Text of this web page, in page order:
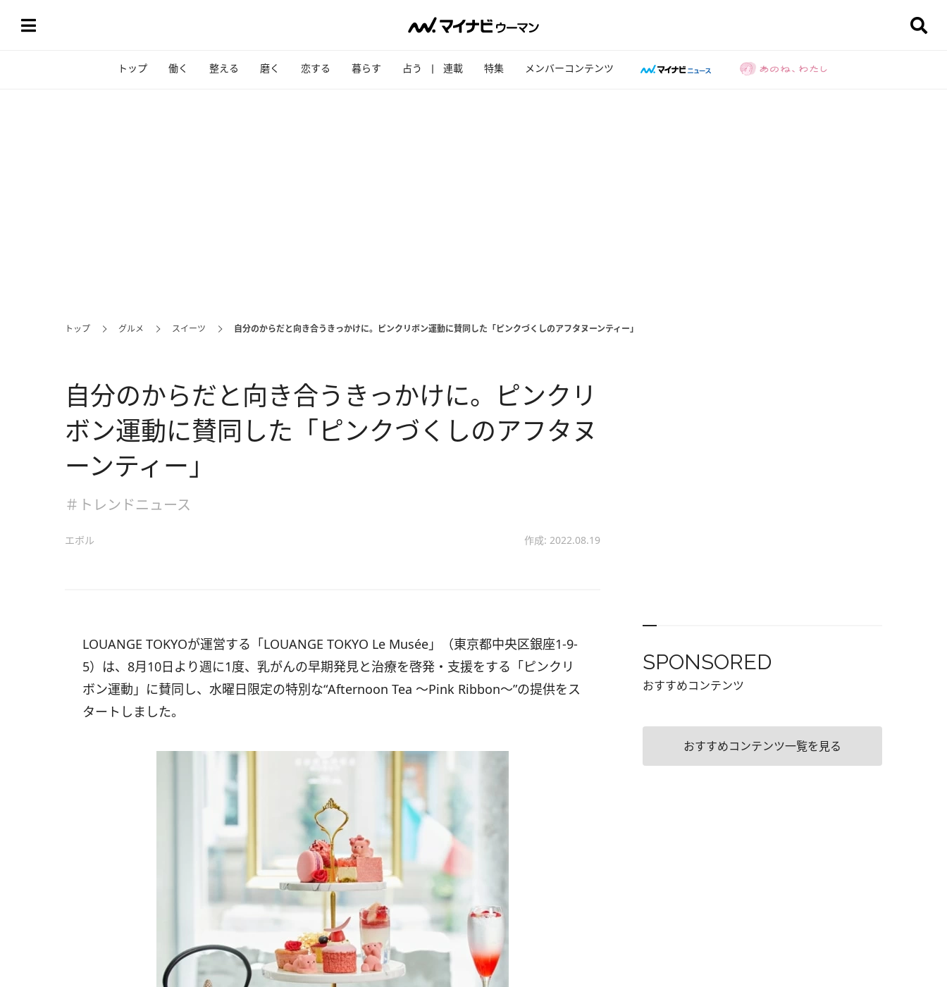
トップ 働く 整える 磨く 恋する 暮らす 占う 連載 特集 メンバーコンテンツ
トップ グルメ スイーツ 自分のからだと向き合うきっかけに。ピンクリボン運動に賛同した「ピンクづくしのアフタヌーンティー」
自分のからだと向き合うきっかけに。ピンクリ
ボン運動に賛同した「ピンクづくしのアフタヌ
ーンティー」
＃トレンドニュース
エボル 作成: 2022.08.19
LOUANGE TOKYOが運営する「LOUANGE TOKYO Le Musée」（東京都中央区銀座1-9-
5）は、8月10日より週に1度、乳がんの早期発見と治療を啓発・支援をする「ピンクリ
ボン運動」に賛同し、水曜日限定の特別な“Afternoon Tea 〜Pink Ribbon〜”の提供をス
タートしました。
SPONSORED
おすすめコンテンツ
おすすめコンテンツ一覧を見る